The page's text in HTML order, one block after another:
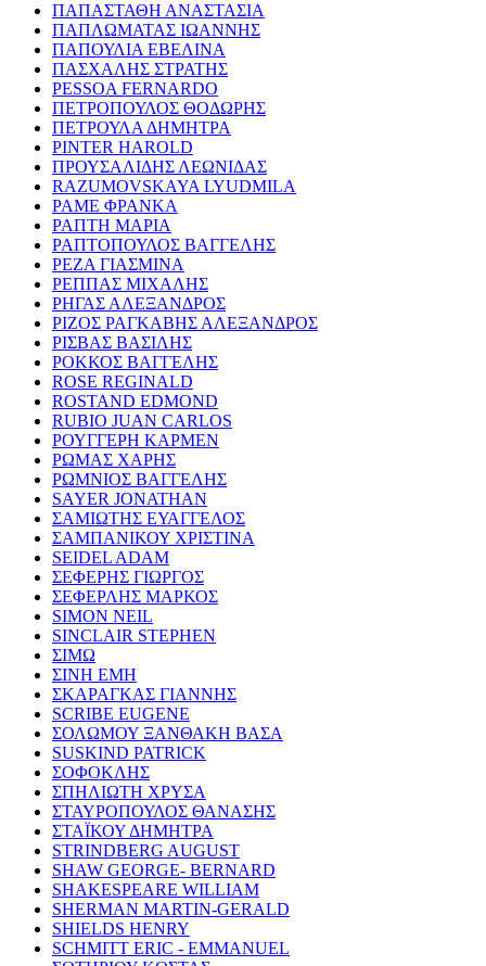
ΠΑΠΑΣΤΑΘΗ ΑΝΑΣΤΑΣΙΑ
ΠΑΠΛΩΜΑΤΑΣ ΙΩΑΝΝΗΣ
ΠΑΠΟΥΛΙΑ ΕΒΕΛΙΝΑ
ΠΑΣΧΑΛΗΣ ΣΤΡΑΤΗΣ
PESSOA FERNARDO
ΠΕΤΡΟΠΟΥΛΟΣ ΘΟΔΩΡΗΣ
ΠΕΤΡΟΥΛΑ ΔΗΜΗΤΡΑ
PINTER HAROLD
ΠΡΟΥΣΑΛΙΔΗΣ ΛΕΩΝΙΔΑΣ
RAZUMOVSKAYA LYUDMILA
ΡΑΜΕ ΦΡΑΝΚΑ
ΡΑΠΤΗ ΜΑΡΙΑ
ΡΑΠΤΟΠΟΥΛΟΣ ΒΑΓΓΕΛΗΣ
ΡΕΖΑ ΓΙΑΣΜΙΝΑ
ΡΕΠΠΑΣ ΜΙΧΑΛΗΣ
ΡΗΓΑΣ ΑΛΕΞΑΝΔΡΟΣ
ΡΙΖΟΣ ΡΑΓΚΑΒΗΣ ΑΛΕΞΑΝΔΡΟΣ
ΡΙΣΒΑΣ ΒΑΣΙΛΗΣ
ΡΟΚΚΟΣ ΒΑΓΓΕΛΗΣ
ROSE REGINALD
ROSTAND EDMOND
RUBIO JUAN CARLOS
ΡΟΥΓΓΕΡΗ ΚΑΡΜΕΝ
ΡΩΜΑΣ ΧΑΡΗΣ
ΡΩΜΝΙΟΣ ΒΑΓΓΕΛΗΣ
SAYER JONATHAN
ΣΑΜΙΩΤΗΣ ΕΥΑΓΓΕΛΟΣ
ΣΑΜΠΑΝΙΚΟΥ ΧΡΙΣΤΙΝΑ
SEIDEL ADAM
ΣΕΦΕΡΗΣ ΓΙΩΡΓΟΣ
ΣΕΦΕΡΛΗΣ ΜΑΡΚΟΣ
SIMON NEIL
SINCLAIR STEPHEN
ΣΙΜΩ
ΣΙΝΗ ΕΜΗ
ΣΚΑΡΑΓΚΑΣ ΓΙΑΝΝΗΣ
SCRIBE EUGENE
ΣΟΛΩΜΟΥ ΞΑΝΘΑΚΗ ΒΑΣΑ
SUSKIND PATRICK
ΣΟΦΟΚΛΗΣ
ΣΠΗΛΙΩΤΗ ΧΡΥΣΑ
ΣΤΑΥΡΟΠΟΥΛΟΣ ΘΑΝΑΣΗΣ
ΣΤΑΪΚΟΥ ΔΗΜΗΤΡΑ
STRINDBERG AUGUST
SHAW GEORGE- BERNARD
SHAKESPEARE WILLIAM
SHERMAN MARTIN-GERALD
SHIELDS HENRY
SCHMITT ERIC - EMMANUEL